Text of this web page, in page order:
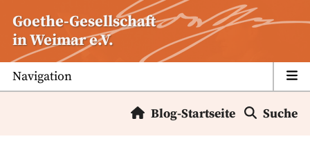
Inhalt
springen
Goethe-Gesellschaft
in Weimar e.V.
Navigation
Blog-Startseite Suche